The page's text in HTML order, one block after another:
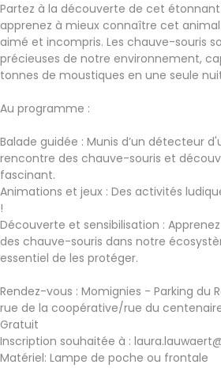
Partez à la découverte de cet
apprenez à mieux connaître cet
aimé et incompris. Les chauve-souris
précieuses de notre environnement,
tonnes de moustiques en une seule
Au programme :
Balade guidée : Munis d’un détecteur
rencontre des chauve-souris et
fascinant.
Animations et jeux : Des activités
!
Découverte et sensibilisation :
des chauve-souris dans notre
essentiel de les protéger.
Rendez-vous : Momignies - Parking du
rue de la coopérative/rue du
Gratuit
Inscription souhaitée à :
Matériel: Lampe de poche ou frontale